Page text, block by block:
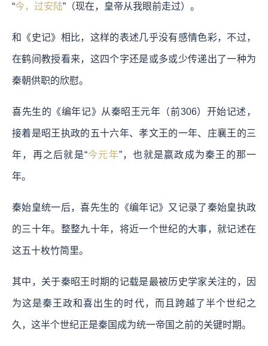
“今，过安陆”（现在，皇帝从我眼前走过）。
和《史记》相比，这样的表述几乎没有感情色彩，不过，
在鹤间教授看来，这四个字还是或多或少传递出了一种为
秦朝供职的欣慰。
喜先生的《编年记》从秦昭王元年（前306）开始记述，
接着是昭王执政的五十六年、孝文王的一年、庄襄王的三
年，再之后就是“今元年”，也就是嬴政成为秦王的那一
年。
秦始皇统一后，喜先生的《编年记》又记录了秦始皇执政
的三十年。整整九十年，将近一个世纪的大事，就记述在
这五十枚竹简里。
其中，关于秦昭王时期的记载是最被历史学家关注的，因
为这是秦王政和喜出生的时代，而且跨越了半个世纪之
久，这半个世纪正是秦国成为统一帝国之前的关键时期。